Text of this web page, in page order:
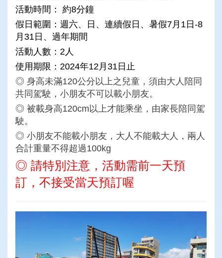
活動時間：
約8分鐘
假日範圍：週六、日、連續假日、暑假7月1日-8
月31日、過年期間
活動人數：2人
使用期限：2024年12月31日止
◎ 身高未滿120公分以上之兒童，須由大人陪同
共同駕駛，小朋友不可以載小朋友。
◎ 被載身高120cm以上才能乘坐，由家長陪同駕
駛。
◎ 小朋友不能載小朋友，大人不能載大人，兩人
合計重量不得超過100kg
◎ 請特別注意，活動需前一天預
訂，不接受當天預訂喔